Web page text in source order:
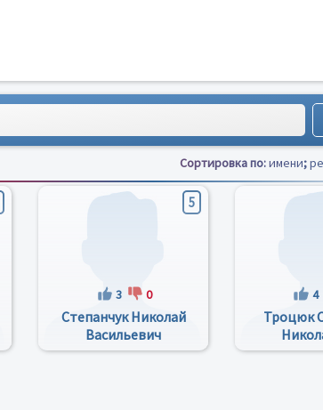
Сортировка по:имени;
5
3 0
Степанчук Николай
Васильевич
4
Троцюк